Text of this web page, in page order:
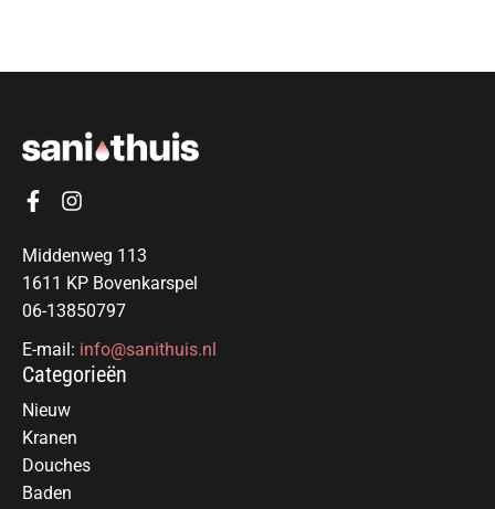
Middenweg 113
1611 KP Bovenkarspel
06-13850797
E-mail: info@sanithuis.nl
Categorieën
Nieuw
Kranen
Douches
Baden